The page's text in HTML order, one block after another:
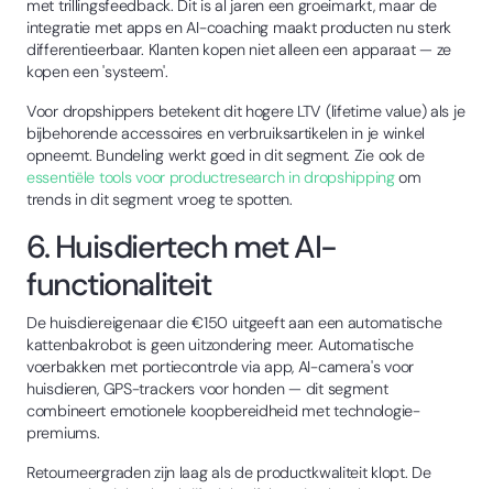
met trillingsfeedback. Dit is al jaren een groeimarkt, maar de
integratie met apps en AI-coaching maakt producten nu sterk
differentieerbaar. Klanten kopen niet alleen een apparaat — ze
kopen een 'systeem'.
Voor dropshippers betekent dit hogere LTV (lifetime value) als je
bijbehorende accessoires en verbruiksartikelen in je winkel
opneemt. Bundeling werkt goed in dit segment. Zie ook de
essentiële tools voor productresearch in dropshippingom
trends in dit segment vroeg te spotten.
6. Huisdiertech met AI-
functionaliteit
De huisdiereigenaar die €150 uitgeeft aan een automatische
kattenbakrobot is geen uitzondering meer. Automatische
voerbakken met portiecontrole via app, AI-camera's voor
huisdieren, GPS-trackers voor honden — dit segment
combineert emotionele koopbereidheid met technologie-
premiums.
Retourneergraden zijn laag als de productkwaliteit klopt. De